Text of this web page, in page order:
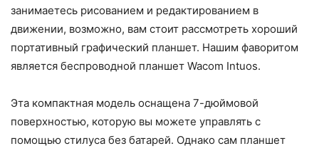
занимаетесь рисованием и редактированием в
движении, возможно, вам стоит рассмотреть хороший
портативный графический планшет. Нашим фаворитом
является беспроводной планшет Wacom Intuos.
Эта компактная модель оснащена 7-дюймовой
поверхностью, которую вы можете управлять с
помощью стилуса без батарей. Однако сам планшет